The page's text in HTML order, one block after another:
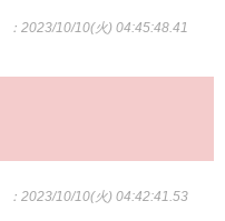
：2023/10/10(火) 04:45:48.41
：2023/10/10(火) 04:42:41.53